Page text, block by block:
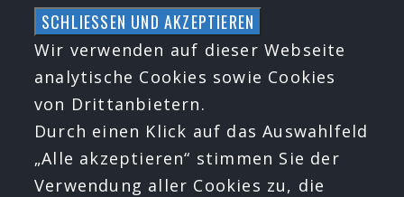
Zum
Inhalt
springen
Wir verwenden auf dieser Webseite
analytische Cookies sowie Cookies
von Drittanbietern.
Durch einen Klick auf das Auswahlfeld
„Alle akzeptieren“ stimmen Sie der
Verwendung aller Cookies zu, die